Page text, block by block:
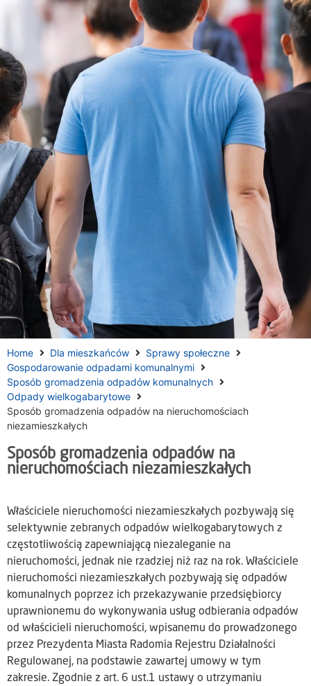
Home Dla mieszkańców
Sprawy społeczne
Gospodarowanie odpadami komunalnymi
Sposób gromadzenia odpadów komunalnych
Odpady wielkogabarytowe
Sposób gromadzenia odpadów na nieruchomościach
niezamieszkałych
Sposób gromadzenia odpadów na
nieruchomościach niezamieszkałych
Właściciele nieruchomości niezamieszkałych pozbywają się
selektywnie zebranych odpadów wielkogabarytowych z
częstotliwością zapewniającą niezaleganie na
nieruchomości, jednak nie rzadziej niż raz na rok. Właściciele
nieruchomości niezamieszkałych pozbywają się odpadów
komunalnych poprzez ich przekazywanie przedsiębiorcy
uprawnionemu do wykonywania usług odbierania odpadów
od właścicieli nieruchomości, wpisanemu do prowadzonego
przez Prezydenta Miasta Radomia Rejestru Działalności
Regulowanej, na podstawie zawartej umowy w tym
zakresie. Zgodnie z art. 6 ust.1 ustawy o utrzymaniu